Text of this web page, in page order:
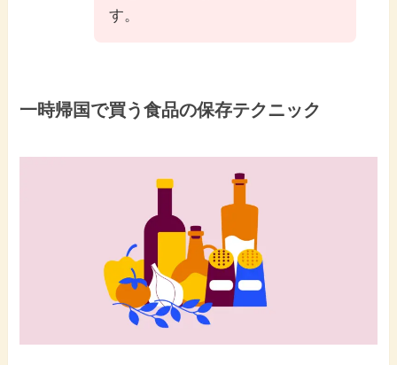
す。
一時帰国で買う食品の保存テクニック